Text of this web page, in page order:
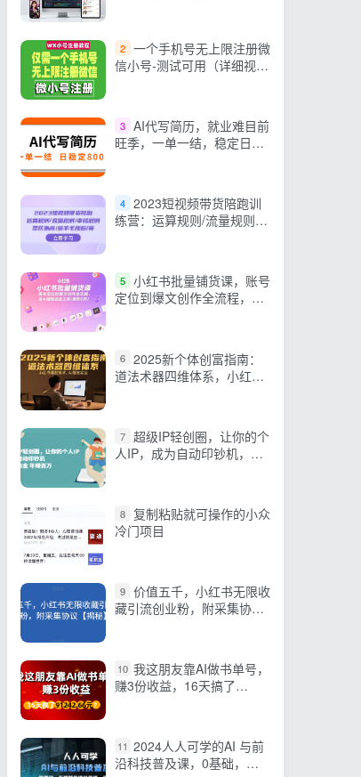
2 一个手机号无上限注册微
信小号-测试可用（详细视频
3 AI代写简历，就业难目前
旺季，一单一结，稳定日入
4 2023短视频带货陪跑训
练营：运算规则/流量规则/
5 小红书批量铺货课，账号
定位到爆文创作全流程，含
6 2025新个体创富指南：
道法术器四维体系，小红书
7 超级IP轻创圈，让你的个
人IP，成为自动印钞机，轻
8
复制粘贴就可操作的小众
冷门项目
9 价值五千，小红书无限收
藏引流创业粉，附采集协议
10 我这朋友靠AI做书单号，
赚3份收益，16天搞了
11 2024人人可学的AI 与前
沿科技普及课，0基础，不